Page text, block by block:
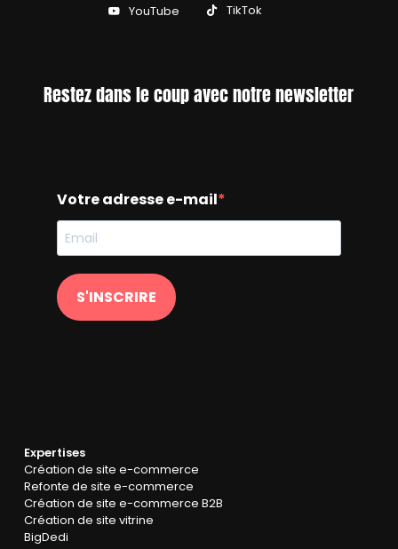
YouTube
TikTok
Restez dans le coup avec notre newsletter
Votre adresse e-mail
S'INSCRIRE
Expertises
Création de site e-commerce
Refonte de site e-commerce
Création de site e-commerce B2B
Création de site vitrine
BigDedi